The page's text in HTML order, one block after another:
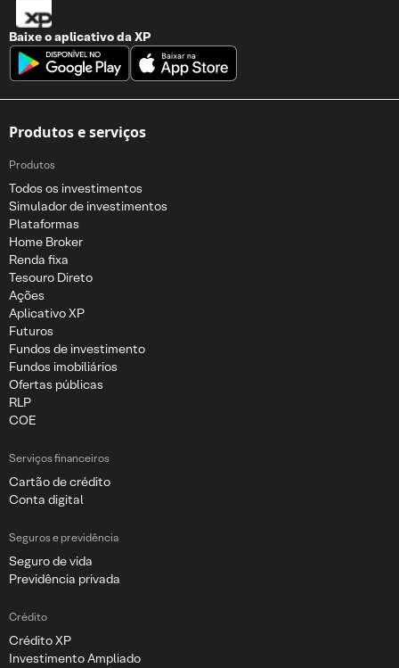
Baixe o aplicativo daXP
Produtos e serviços
Produtos
Todos os investimentos
Simulador de investimentos
Plataformas
Home Broker
Renda fixa
Tesouro Direto
Ações
Aplicativo XP
Futuros
Fundos de investimento
Fundos imobiliários
Ofertas públicas
RLP
COE
Serviços financeiros
Cartão de crédito
Conta digital
Seguros e previdência
Seguro de vida
Previdência privada
Crédito
Crédito XP
Investimento Ampliado